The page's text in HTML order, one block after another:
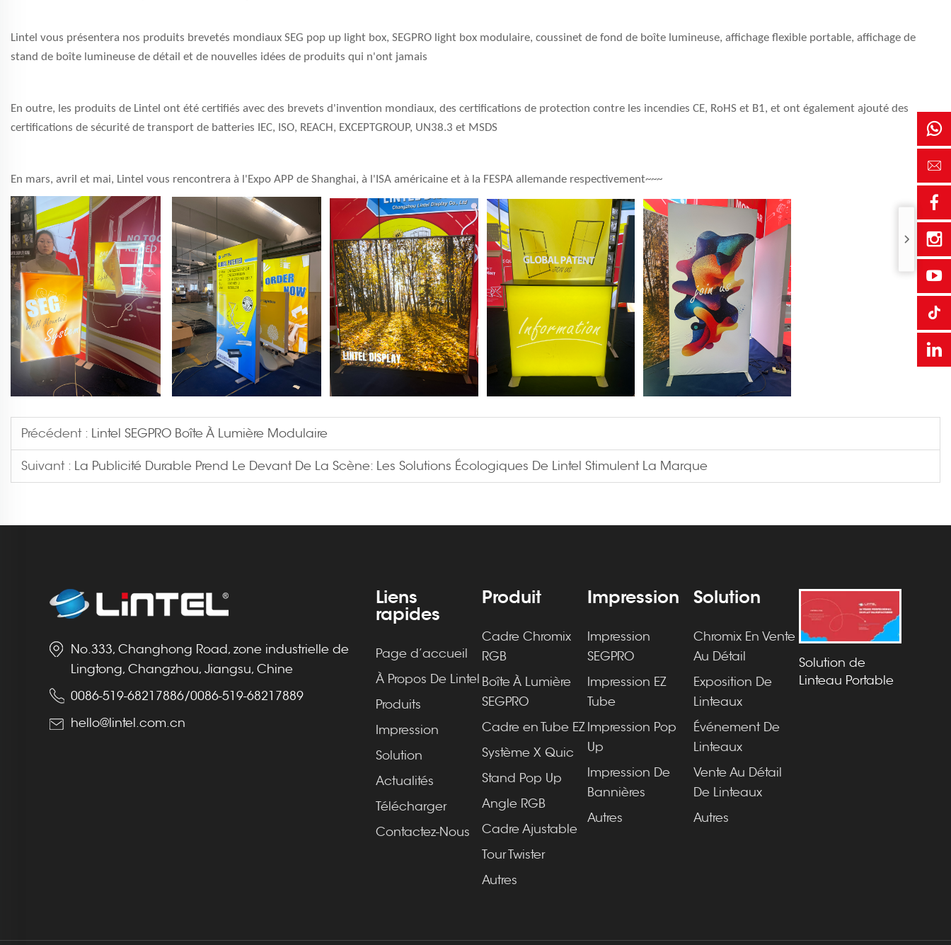
Lintel vous présentera nos produits brevetés mondiaux SEG pop up light box, SEGPRO light box modulaire, coussinet de fond de boîte lumineuse, affichage flexible portable, affichage de
stand de boîte lumineuse de détail et de nouvelles idées de produits qui n'ont jamais
En outre, les produits de Lintel ont été certifiés avec des brevets d'invention mondiaux, des certifications de protection contre les incendies CE, RoHS et B1, et ont également ajouté des
certifications de sécurité de transport de batteries IEC, ISO, REACH, EXCEPTGROUP, UN38.3 et MSDS
En mars, avril et mai, Lintel vous rencontrera à l'Expo APP de Shanghai, à l'ISA américaine et à la FESPA allemande respectivement~~~
Précédent : Lintel SEGPRO Boîte À Lumière Modulaire
Suivant : La Publicité Durable Prend Le Devant De La Scène: Les Solutions Écologiques De Lintel Stimulent La Marque
No.333, Changhong Road, zone industrielle de
Lingtong, Changzhou, Jiangsu, Chine
0086-519-68217886/0086-519-68217889
hello@lintel.com.cn
Liens
rapides
Page d’accueil
À Propos De Lintel
Produits
Impression
Solution
Actualités
Télécharger
Contactez-Nous
Produit
Cadre Chromix
RGB
Boîte À Lumière
SEGPRO
Cadre en Tube EZ
Système X Quic
Stand Pop Up
Angle RGB
Cadre Ajustable
Tour Twister
Autres
Impression
Impression
SEGPRO
Impression EZ
Tube
Impression Pop
Up
Impression De
Bannières
Autres
Solution
Chromix En Vente
Au Détail
Exposition De
Linteaux
Événement De
Linteaux
Vente Au Détail
De Linteaux
Autres
Solution de
Linteau Portable